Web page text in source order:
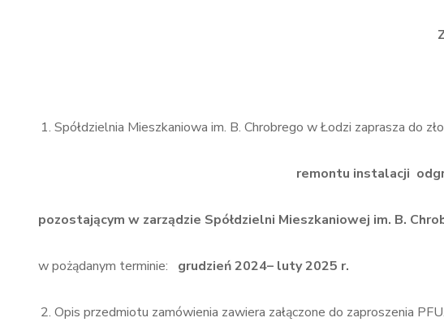
Spółdzielnia Mieszkaniowa im. B. Chrobrego w Łodzi zaprasza do
remontu instalacji
pozostającym w zarządzie Spółdzielni Mieszkaniowej im. B.
w pożądanym terminie: grudzień 2024– luty 2025 r.
Opis przedmiotu zamówienia zawiera załączone do zaproszenia PFU.